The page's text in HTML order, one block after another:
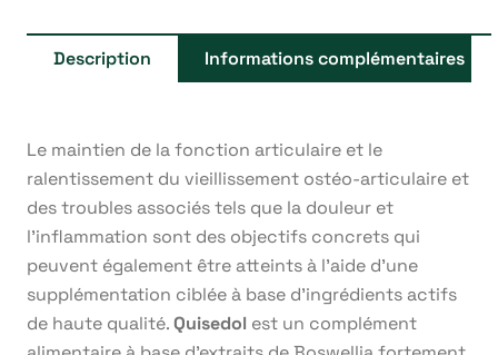
Description Informations complémentaires
Le maintien de la fonction articulaire et le
ralentissement du vieillissement ostéo-articulaire et
des troubles associés tels que la douleur et
l’inflammation sont des objectifs concrets qui
peuvent également être atteints à l’aide d’une
supplémentation ciblée à base d’ingrédients actifs
de haute qualité.Quisedol est un complément